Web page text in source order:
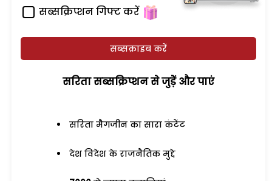
सब्सक्रिप्शन गिफ्ट करें
सब्सक्राइब करें
सरिता सब्सक्रिप्शन से जुड़ेें और पाएं
सरिता मैगजीन का सारा कंटेंट
देश विदेश के राजनैतिक मुद्दे